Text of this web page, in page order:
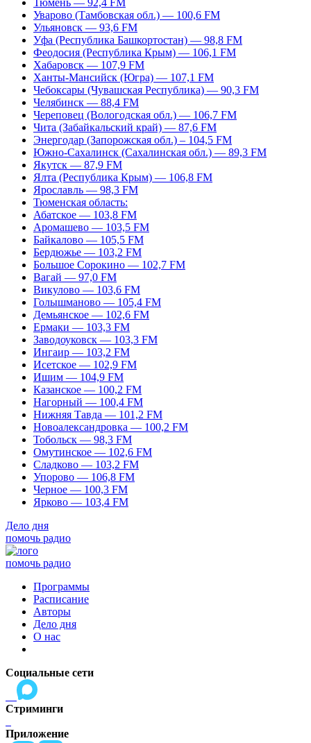
Тюмень — 92,4 FM
Уварово (Тамбовская обл.) — 100,6 FM
Ульяновск — 93,6 FM
Уфа (Республика Башкортостан) — 98,8 FM
Феодосия (Республика Крым) — 106,1 FM
Хабаровск — 107,9 FM
Ханты-Мансийск (Югра) — 107,1 FM
Чебоксары (Чувашская Республика) — 90,3 FM
Челябинск — 88,4 FM
Череповец (Вологодская обл.) — 106,7 FM
Чита (Забайкальский край) — 87,6 FM
Энергодар (Запорожская обл.) – 104,5 FM
Южно-Сахалинск (Сахалинская обл.) — 89,3 FM
Якутск — 87,9 FM
Ялта (Республика Крым) — 106,8 FM
Ярославль — 98,3 FM
Тюменская область:
Абатское — 103,8 FM
Аромашево — 103,5 FM
Байкалово — 105,5 FM
Бердюжье — 103,2 FM
Большое Сорокино — 102,7 FM
Вагай — 97,0 FM
Викулово — 103,6 FM
Голышманово — 105,4 FM
Демьянское — 102,6 FM
Ермаки — 103,3 FM
Заводоуковск — 103,3 FM
Ингаир — 103,2 FM
Исетское — 102,9 FM
Ишим — 104,9 FM
Казанское — 100,2 FM
Нагорный — 100,4 FM
Нижняя Тавда — 101,2 FM
Новоалександровка — 100,2 FM
Тобольск — 98,3 FM
Омутинское — 102,6 FM
Сладково — 103,2 FM
Упорово — 106,8 FM
Черное — 100,3 FM
Ярково — 103,4 FM
Дело дня
помочь радио
помочь радио
Программы
Расписание
Авторы
Дело дня
О нас
Социальные сети
Стриминги
Приложение